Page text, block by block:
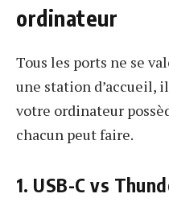
ordinateur
Tous les ports ne se
une station d’accueil,
votre ordinateur
chacun peut faire.
1. USB-C vs